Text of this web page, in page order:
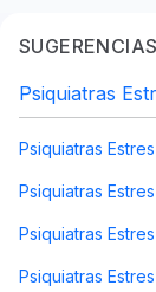
Psiquiatras
Psiquiatras
Psiquiatras
Psiquiatras
Psiquiatras